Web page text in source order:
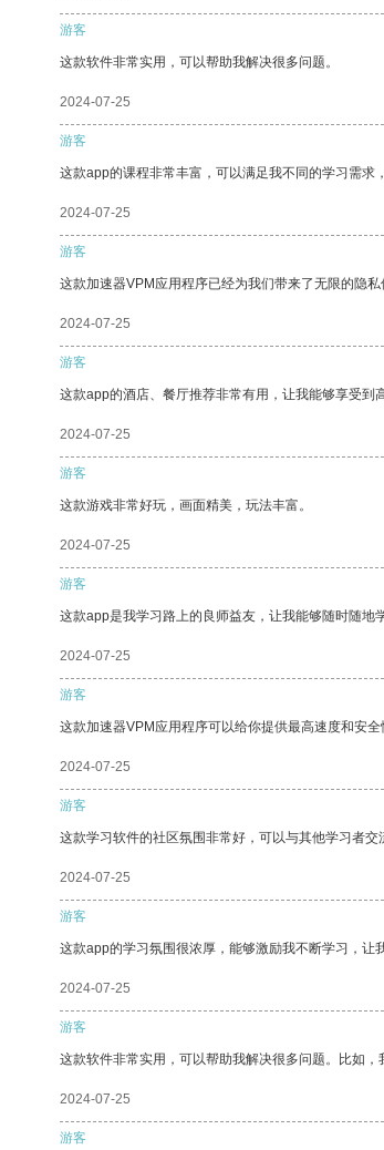
游客
这款软件非常实用，可以帮助我解决很多问题。
2024-07-25
游客
这款app的课程非常丰富，可以满足我不同的学习需求
2024-07-25
游客
这款加速器VPM应用程序已经为我们带来了无限的隐私
2024-07-25
游客
这款app的酒店、餐厅推荐非常有用，让我能够享受到
2024-07-25
游客
这款游戏非常好玩，画面精美，玩法丰富。
2024-07-25
游客
这款app是我学习路上的良师益友，让我能够随时随地
2024-07-25
游客
这款加速器VPM应用程序可以给你提供最高速度和安
2024-07-25
游客
这款学习软件的社区氛围非常好，可以与其他学习者交
2024-07-25
游客
这款app的学习氛围很浓厚，能够激励我不断学习，让
2024-07-25
游客
这款软件非常实用，可以帮助我解决很多问题。比如
2024-07-25
游客